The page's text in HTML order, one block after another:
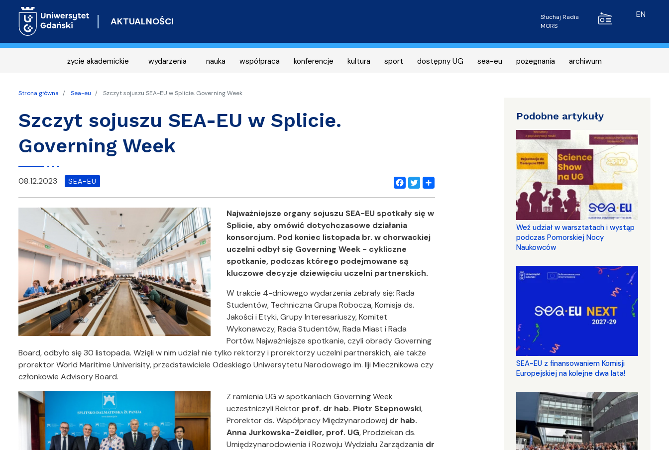
AKTUALNOŚCI Radio MORS
Słuchaj Radia
MORS
EN
życie akademickie wydarzenia nauka współpraca konferencje kultura sport dostępny UG sea-eu pożegnania archiwum
Strona główna Sea-eu Szczyt sojuszu SEA-EU w Splicie. Governing Week
Szczyt sojuszu SEA-EU w Splicie.
Governing Week
Facebook
Twitter
Share
08.12.2023 SEA-EU
Najważniejsze organy sojuszu SEA-EU spotkały się w
Splicie, aby omówić dotychczasowe działania
konsorcjum. Pod koniec listopada br. w chorwackiej
uczelni odbył się Governing Week - cykliczne
spotkanie, podczas którego podejmowane są
kluczowe decyzje dziewięciu uczelni partnerskich.
W trakcie 4-dniowego wydarzenia zebrały się: Rada
Studentów, Techniczna Grupa Robocza, Komisja ds.
Jakości i Etyki, Grupy Interesariuszy, Komitet
Wykonawczy, Rada Studentów, Rada Miast i Rada
Portów. Najważniejsze spotkanie, czyli obrady Governing
Board, odbyło się 30 listopada. Wzięli w nim udział nie tylko rektorzy i prorektorzy uczelni partnerskich, ale także
prorektor World Maritime Univerisity, przedstawiciele Odeskiego Uniwersytetu Narodowego im. Ilji Miecznikowa czy
członkowie Advisory Board.
Z ramienia UG w spotkaniach Governing Week
uczestniczyli Rektor prof. dr hab. Piotr Stepnowski,
Prorektor ds. Współpracy Międzynarodowej dr hab.
Anna Jurkowska-Zeidler, prof. UG, Prodziekan ds.
Umiędzynarodowienia i Rozwoju Wydziału Zarządzania dr
Podobne artykuły
Weź udział w warsztatach i wystąp
podczas Pomorskiej Nocy
Naukowców
SEA-EU z finansowaniem Komisji
Europejskiej na kolejne dwa lata!